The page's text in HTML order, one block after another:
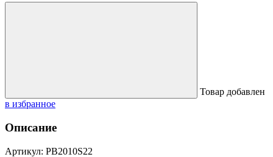
Товар добавлен
в избранное
Описание
Артикул: PB2010S22